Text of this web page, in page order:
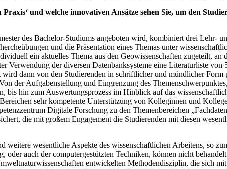
und welche innovativen Ansätze sehen Sie, um den
des Bachelor-Studiums angeboten wird, kombiniert drei Lehr-
und die Präsentation eines Themas unter
ein aktuelles Thema aus den Geowissenschaften zugeteilt, an
Verwendung der diversen Datenbanksysteme eine Literaturliste
dann von den Studierenden in schriftlicher und mündlicher Form
der Aufgabenstellung und Eingrenzung des
bis hin zum Auswertungsprozess im Hinblick auf das
sehr kompetente Unterstützung von Kolleginnen und
Digitale Forschung zu den Themenbereichen
die mit großem Engagement die Studierenden mit diesen
wesentliche Aspekte des wissenschaftlichen Arbeitens, so
auch der computergestützten Techniken, können nicht
entwickelten Methodendisziplin, die sich